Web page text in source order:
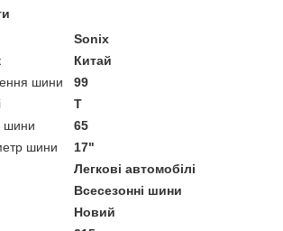
Sonix
Китай
шини
99
T
шини
65
шини
17"
Легкові автомобілі
Всесезонні шини
Новий